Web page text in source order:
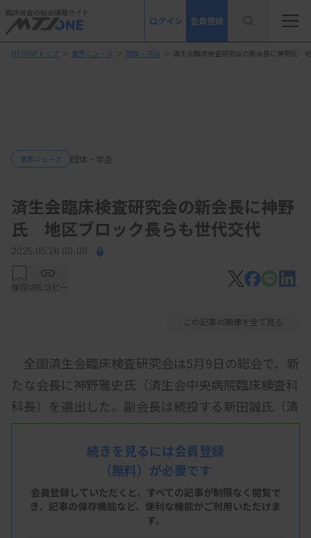
臨床検査の総合情報サイト
ログイン 会員登録
MTJONEトップ ＞ 業界ニュース ＞ 団体・学会 ＞ 済生会臨床検査研究会の新会長に神野氏
業界ニュース 団体・学会
済生会臨床検査研究会の新会長に神野
氏 地区ブロック長らも世代交代
2025.05.26 00:00
保存URLコピー
この記事の画像を全て見る
全国済生会臨床検査研究会は5月9日の総会で、新
たな会長に神野雅史氏（済生会中央病院臨床検査科
科長）を選出した。副会長は続投する新田誠氏（済
生会二日市病院検査部技師長）と、新任の藤原弘光
氏（済生会境港総合病院臨床検査科科長）の2人。
会長を務めていた百田浩志氏（済生会唐津病院検査
科技師長）は顧問を務める。
続きを見るには会員登録
（無料）が必要です
会員登録していただくと、すべての記事が制限なく閲覧で
き、 記事の保存機能など、便利な機能がご利用いただけま
す。